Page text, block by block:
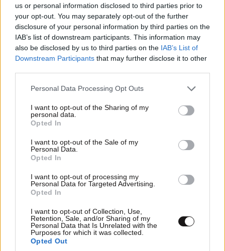
us or personal information disclosed to third parties prior to
your opt-out. You may separately opt-out of the further
disclosure of your personal information by third parties on the
IAB’s list of downstream participants. This information may
also be disclosed by us to third parties on the IAB’s List of
Downstream Participants that may further disclose it to other
Please note that this website/app uses one or more Google
not limited to your visit or usage behaviour. You may click to
grant or deny consent to Google and its third-party tags to
use your data for below specified purposes in below Google
consent section.
Personal Data Processing Opt Outs
I want to opt-out of the Sharing of my
personal data.
Opted In
I want to opt-out of the Sale of my
Personal Data.
Opted In
I want to opt-out of processing my
Personal Data for Targeted Advertising.
Opted In
I want to opt-out of Collection, Use,
Retention, Sale, and/or Sharing of my
Personal Data that Is Unrelated with the
Purposes for which it was collected.
Opted Out
Επάρκεια φαρμάκων: Ευρεία σύσκεψη στον
ΕΟΦ για την ασφάλεια και τη διακίνηση των
σκευασμάτων
Ακολουθήστε το στο
Google News
και μάθετε πρώτοι όλες τις ειδήσεις